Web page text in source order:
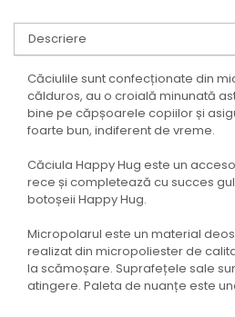
Descriere
Căciulile sunt confecționate din
călduros, au o croială minunată
bine pe căpșoarele copiilor și
foarte bun, indiferent de vreme.
Căciula Happy Hug este un
rece și completează cu succes
botoșeii Happy Hug.
Micropolarul este un material
realizat din micropoliester de
la scămoșare. Suprafețele sale
atingere. Paleta de nuanțe este